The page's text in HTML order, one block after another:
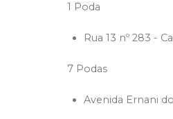
1 Poda
Rua 13 nº 283 -
7 Podas
Avenida Ernani